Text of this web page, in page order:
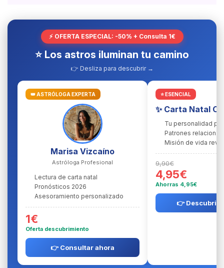
⚡ OFERTA ESPECIAL: -50% + Consulta 1€
⭐ Los astros iluminan tu camino
👉 Desliza para descubrir →
👑 ASTRÓLOGA EXPERTA
Marisa Vizcaíno
Astróloga Profesional
Lectura de carta natal
Pronósticos 2026
Asesoramiento personalizado
1€
Oferta descubrimiento
👉 Consultar ahora
⭐ ESENCIAL
✨ Carta Natal
Tu personalidad
Patrones
Misión de vida
9,90€
4,95€
Ahorras 4,95€
👉 Descubrir